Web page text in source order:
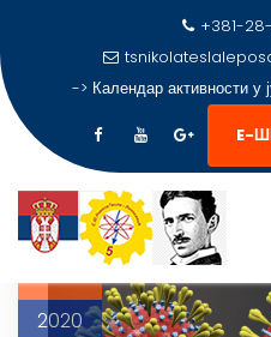
Skip
content
+381-
-> Календар активности
E-
14
2020